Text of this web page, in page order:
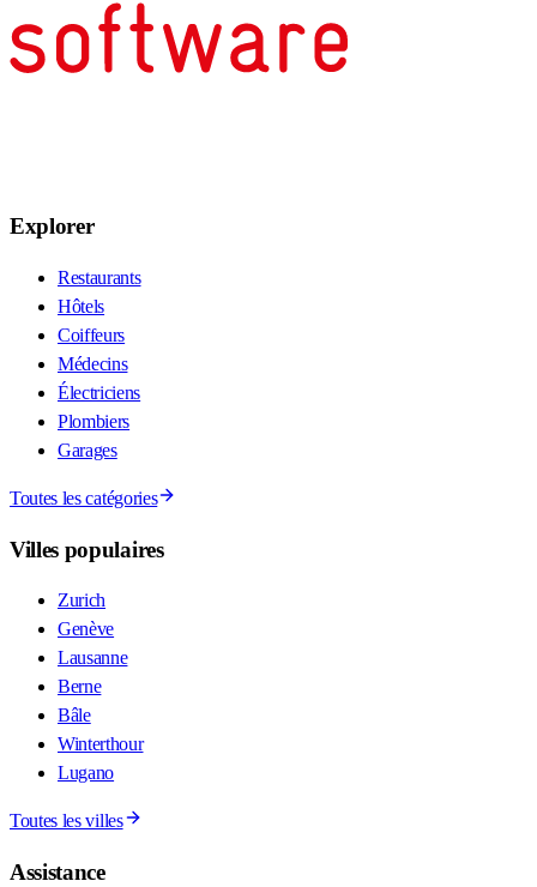
Explorer
Restaurants
Hôtels
Coiffeurs
Médecins
Électriciens
Plombiers
Garages
Toutes les catégories
Villes populaires
Zurich
Genève
Lausanne
Berne
Bâle
Winterthour
Lugano
Toutes les villes
Assistance